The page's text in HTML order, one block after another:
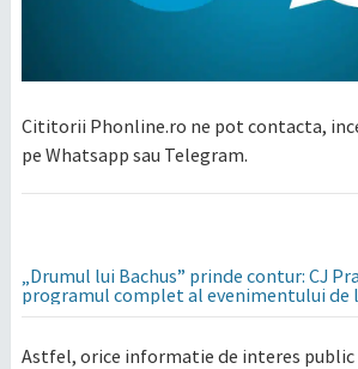
Cititorii Phonline.ro ne pot contacta,
pe Whatsapp sau Telegram.
„Drumul lui Bachus” prinde contur: CJ
programul complet al evenimentului de
Astfel, orice informatie de interes public